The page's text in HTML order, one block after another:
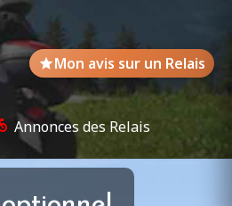
Mon avis sur un Relais
Annonces des Relais